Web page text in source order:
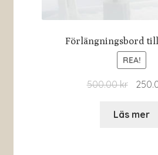
Förlängningsbord
REA!
500.00kr
Läs mer